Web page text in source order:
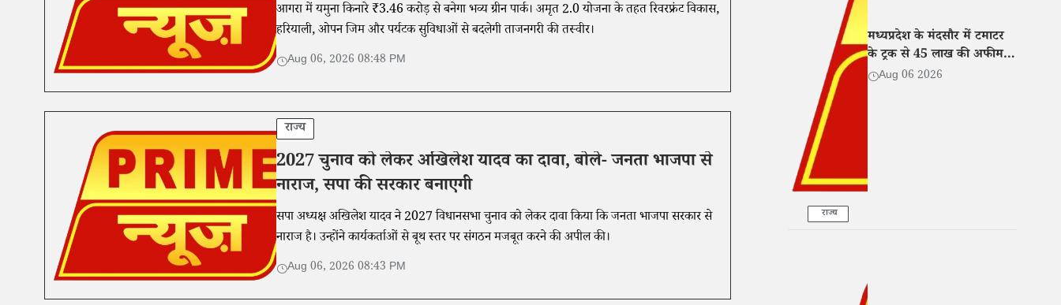
आगरा में यमुना किनारे ₹3.46 करोड़ से बनेगा भव्य ग्रीन पार्क। अमृत 2.0 योजना के तहत रिवरफ्रंट विकास,
हरियाली, ओपन जिम और पर्यटक सुविधाओं से बदलेगी ताजनगरी की तस्वीर।
Aug 06, 2026 08:48 PM
राज्य
2027 चुनाव को लेकर अखिलेश यादव का दावा, बोले- जनता भाजपा से
नाराज, सपा की सरकार बनाएगी
सपा अध्यक्ष अखिलेश यादव ने 2027 विधानसभा चुनाव को लेकर दावा किया कि जनता भाजपा सरकार से
नाराज है। उन्होंने कार्यकर्ताओं से बूथ स्तर पर संगठन मजबूत करने की अपील की।
Aug 06, 2026 08:43 PM
राज्य
मध्यप्रदेश के मंदसौर में टमाटर
के ट्रक से 45 लाख की अफीम
बरामद, तीन तस्कर गिरफ्तार
Aug 06 2026